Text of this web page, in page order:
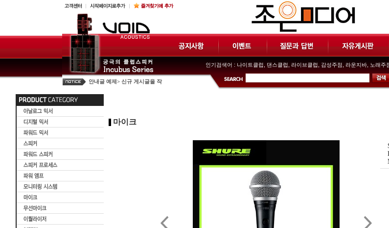
인기검색어 : 나이트클럽 댄스클럽 라이브클럽 감성주점 라운지바 노래주
안내글 예제> 신규 게시글을 작
안내글 예제> 신규 게시글을 작
마이크